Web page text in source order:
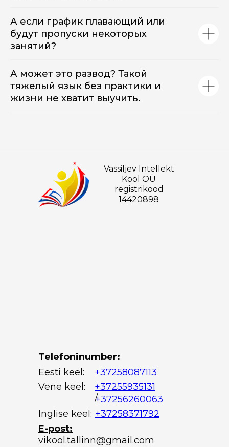
А если график плавающий или
будут пропуски некоторых
занятий?
А может это развод? Такой
тяжелый язык без практики и
жизни не хватит выучить.
Vassiljev Intellekt
Kool OÜ
registrikood
14420898
Inglise keel: +37258371792
Vene keel:
+37255935131
/+37256260063
Eesti keel: +37258087113
Telefoninumber:
E-post:
vikool.tallinn@gmail.com